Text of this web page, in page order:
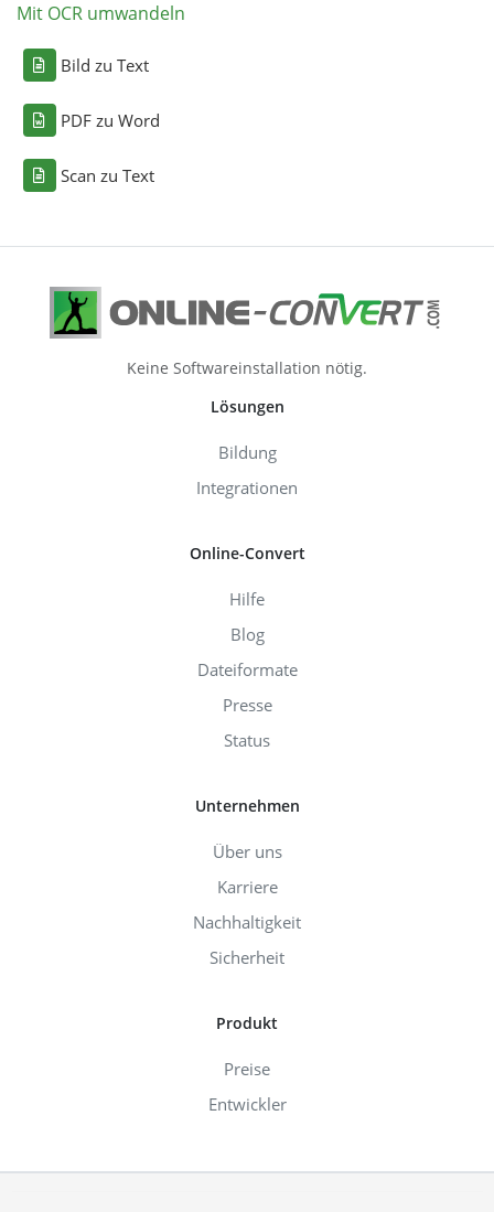
Mit OCR umwandeln
Bild zu Text
PDF zu Word
Scan zu Text
Keine Softwareinstallation nötig.
Lösungen
Bildung
Integrationen
Online-Convert
Hilfe
Blog
Dateiformate
Presse
Status
Unternehmen
Über uns
Karriere
Nachhaltigkeit
Sicherheit
Produkt
Preise
Entwickler